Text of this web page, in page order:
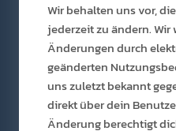
Wir behalten uns vor,
jederzeit zu ändern.
Änderungen durch
geänderten
uns zuletzt bekannt
direkt über dein
Änderung berechtigt